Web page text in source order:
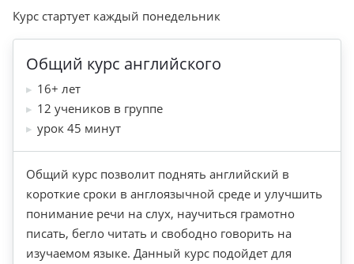
Курс стартует каждый понедельник
Общий курс английского
16+ лет
12 учеников в группе
урок 45 минут
Общий курс позволит поднять английский в
короткие сроки в англоязычной среде и улучшить
понимание речи на слух, научиться грамотно
писать, бегло читать и свободно говорить на
изучаемом языке. Данный курс подойдет для